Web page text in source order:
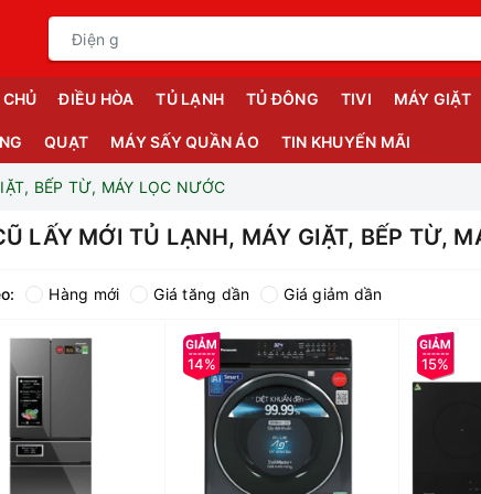
ĐIỀU HÒA TỦ LẠNH TỦ ĐÔNG TIVI MÁY GIẶT
QUẠT MÁY SẤY QUẦN ÁO TIN KHUYẾN MÃI
BẾP TỪ, MÁY LỌC NƯỚC
LẤY MỚI TỦ LẠNH, MÁY GIẶT, BẾP TỪ,
Hàng mới Giá tăng dần Giá giảm dần
14% 15%